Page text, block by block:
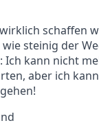
schaffen
steinig der
Ich kann nicht
aber ich